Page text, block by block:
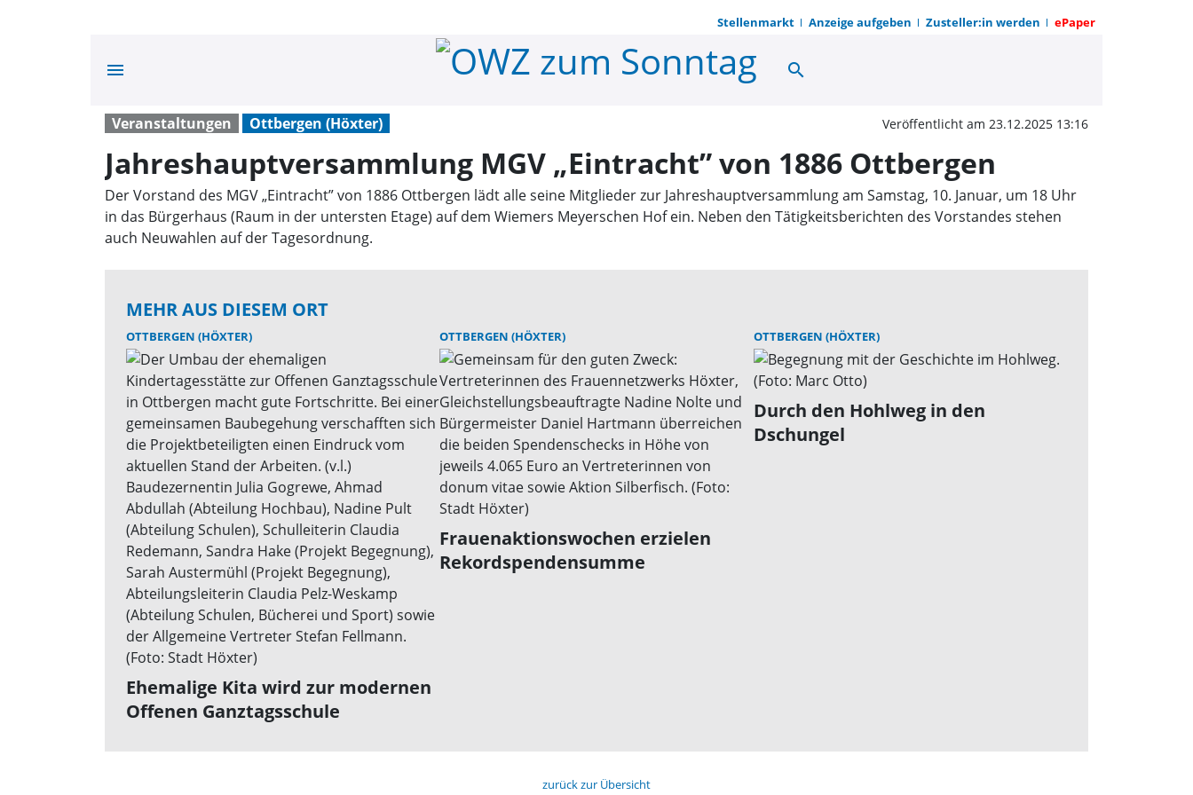
Stellenmarkt Anzeige aufgeben Zusteller:in werden ePaper
menu Jahreshauptversammlung MGV
search
Veranstaltungen Ottbergen (Höxter) Veröffentlicht am 23.12.2025 13:16
Jahreshauptversammlung MGV „Eintracht” von 1886 Ottbergen
Der Vorstand des MGV „Eintracht” von 1886 Ottbergen lädt alle seine Mitglieder zur Jahreshauptversammlung am Samstag, 10. Januar, um 18 Uhr
in das Bürgerhaus (Raum in der untersten Etage) auf dem Wiemers Meyerschen Hof ein. Neben den Tätigkeitsberichten des Vorstandes stehen
auch Neuwahlen auf der Tagesordnung.
MEHR AUS DIESEM ORT
OTTBERGEN (HÖXTER)
Ehemalige Kita wird zur modernen
Offenen Ganztagsschule
OTTBERGEN (HÖXTER)
Frauenaktionswochen erzielen
Rekordspendensumme
OTTBERGEN (HÖXTER)
Durch den Hohlweg in den
Dschungel
zurück zur Übersicht